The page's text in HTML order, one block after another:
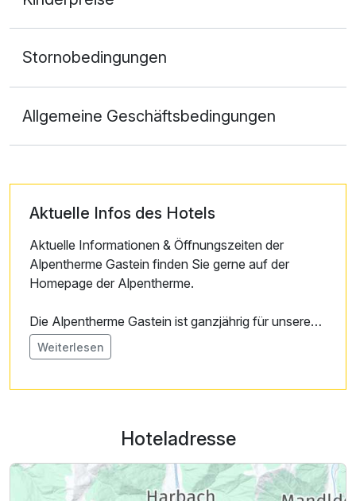
Stornobedingungen
Allgemeine Geschäftsbedingungen
Aktuelle Infos des Hotels
Aktuelle Informationen & Öffnungszeiten der
Alpentherme Gastein finden Sie gerne auf der
Homepage der Alpentherme.
Die Alpentherme Gastein ist ganzjährig für unsere
Gäste inkludiert!
Während der Sommerbetriebszeiten der Gasteiner
Weiterlesen
Hoteladresse